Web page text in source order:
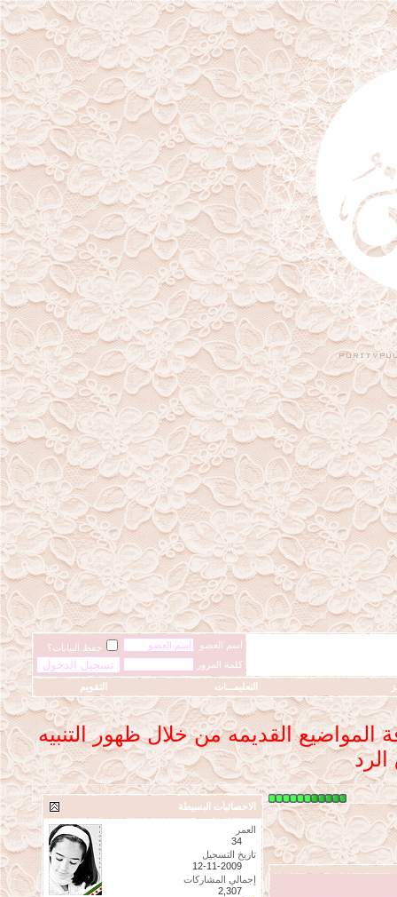
اسم العضو
حفظ البيانات؟
كلمة المرور
التعليمـــات التقويم
المواضيع القديمه من خلال ظهور التنبيه
الاحصائيات البسيطة
العمر
34
تاريخ التسجيل
12-11-2009
إجمالي المشاركات
2,307